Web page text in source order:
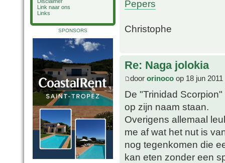
Link naar ons
Links
SPONSORS
Pepers
Christophe
Re: Naga jolokia
door orinoco op 18 jun 2011
De "Trinidad
op zijn naam staan.
Overigens allemaal
me af wat het nut is
nog tegenkomen die
kan eten zonder een